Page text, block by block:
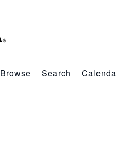
Browse Search